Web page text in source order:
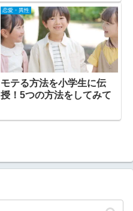
恋愛・異性
モテる方法を小学生に伝
授！5つの方法をしてみて